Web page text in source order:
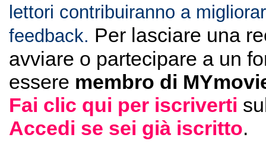
lettori contribuiranno a
feedback. Per lasciare una
avviare o partecipare a un
essere membro di
Fai clic qui per iscriverti
Accedi se sei già iscritto.